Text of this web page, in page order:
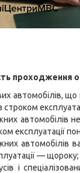
проходження
автомобілів,
строком
автомобілів
експлуатації
автомобілів
— щороку;
і